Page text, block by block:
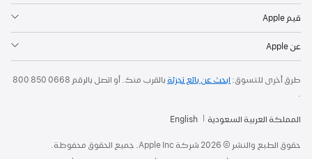
قيم Apple
عن Apple
طرق أخرى للتسوق: ابحث عن بائع تجزئة بالقرب منك. أو اتصل بالرقم 800 850 0668
.
المملكة العربية السعودية English
حقوق الطبع والنشر © 2026 شركة Apple Inc. جميع الحقوق محفوظة.